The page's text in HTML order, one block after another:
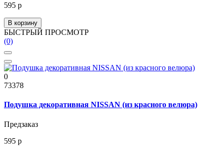
595 р
В корзину
БЫСТРЫЙ ПРОСМОТР
(0)
0
73378
Подушка декоративная NISSAN (из красного велюра)
Предзаказ
595 р